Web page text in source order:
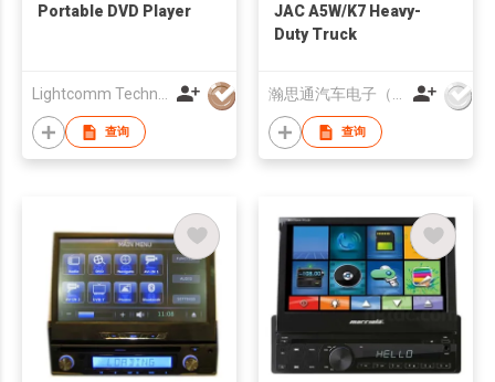
Portable DVD Player
查询
JAC A5W/K7 Heavy-
Duty Truck
查询